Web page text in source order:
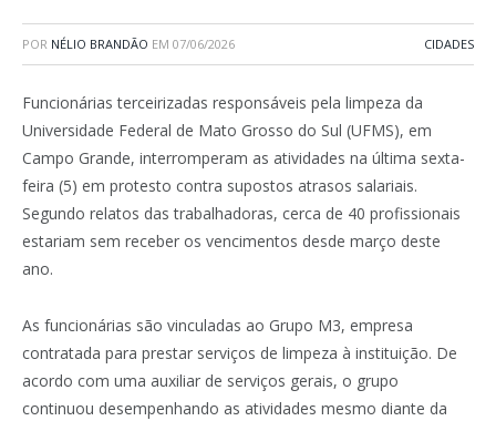
POR NÉLIO BRANDÃO EM 07/06/2026 CIDADES
Funcionárias terceirizadas responsáveis pela limpeza da
Universidade Federal de Mato Grosso do Sul (UFMS), em
Campo Grande, interromperam as atividades na última sexta-
feira (5) em protesto contra supostos atrasos salariais.
Segundo relatos das trabalhadoras, cerca de 40 profissionais
estariam sem receber os vencimentos desde março deste
ano.
As funcionárias são vinculadas ao Grupo M3, empresa
contratada para prestar serviços de limpeza à instituição. De
acordo com uma auxiliar de serviços gerais, o grupo
continuou desempenhando as atividades mesmo diante da